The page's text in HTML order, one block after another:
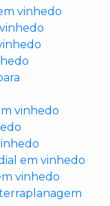
vinhedo
vinhedo
em vinhedo
vinhedo